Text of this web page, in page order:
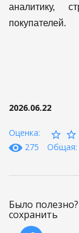
аналитику,
покупателей.
2026.06.22
Оценка:
275
Общая:
Было
сохранить